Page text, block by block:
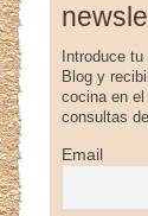
Introduce
Blog y
cocina en
consultas
Email